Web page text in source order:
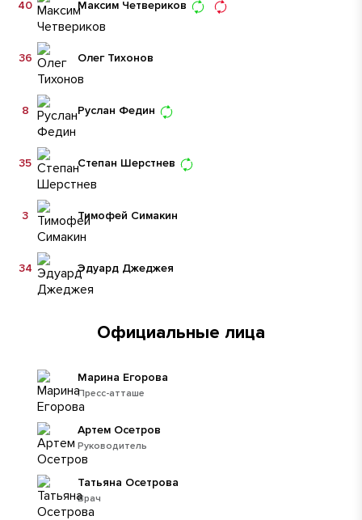
Максим Четвериков
40
Олег Тихонов
36
Руслан Федин
8
Степан Шерстнев
35
Тимофей Симакин
3
Эдуард Джеджея
34
Официальные лица
Пресс-атташе
Марина Егорова
Руководитель
Артем Осетров
Врач
Татьяна Осетрова